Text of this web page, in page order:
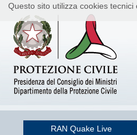
Questo sito utilizza cookies
RAN Quake Live